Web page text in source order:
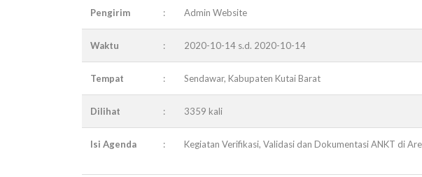
Pengirim : Admin Website
Waktu : 2020-10-14 s.d. 2020-10-14
Tempat : Sendawar, Kabupaten Kutai Barat
Dilihat : 3359 kali
Isi Agenda : Kegiatan Verifikasi, Validasi dan Dokumentasi ANKT di